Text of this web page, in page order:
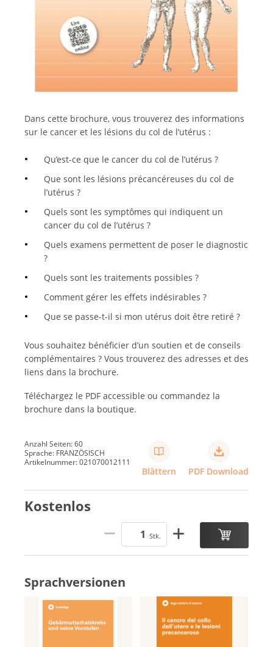
Dans cette brochure, vous trouverez des informations
sur le cancer et les lésions du col de l’utérus :
Qu’est-ce que le cancer du col de l’utérus ?
Que sont les lésions précancéreuses du col de
l’utérus ?
Quels sont les symptômes qui indiquent un
cancer du col de l’utérus ?
Quels examens permettent de poser le diagnostic
?
Quels sont les traitements possibles ?
Comment gérer les effets indésirables ?
Que se passe-t-il si mon utérus doit être retiré ?
Vous souhaitez bénéficier d’un soutien et de conseils
complémentaires ? Vous trouverez des adresses et des
liens dans la brochure.
Téléchargez le PDF accessible ou commandez la
brochure dans la boutique.
Anzahl Seiten: 60
Sprache: FRANZÖSISCH
Artikelnummer: 021070012111
Blättern PDF Download
Kostenlos
Stk.
Sprachversionen